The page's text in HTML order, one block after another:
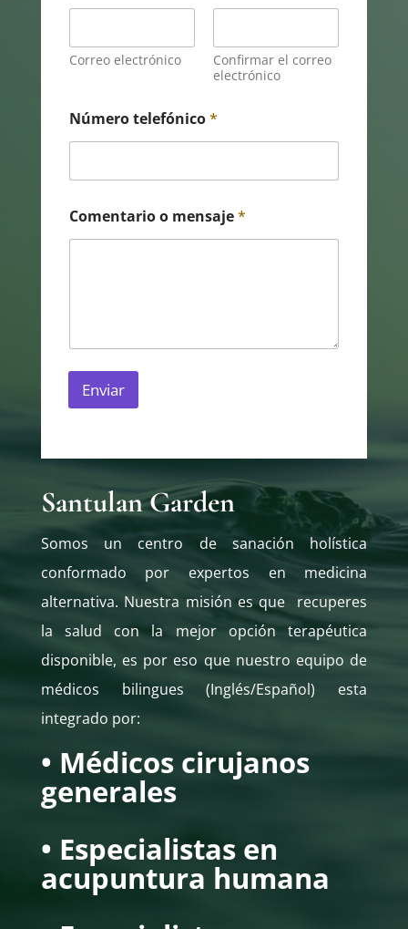
Correo electrónico
Confirmar el correo
electrónico
Número telefónico*
Comentario o mensaje*
Enviar
Santulan Garden
Somos un centro de sanación holística
conformado por expertos en medicina
alternativa. Nuestra misión es que recuperes
la salud con la mejor opción terapéutica
disponible, es por eso que nuestro equipo de
médicos bilingues (Inglés/Español) esta
integrado por:
• Médicos cirujanos
generales
• Especialistas en
acupuntura humana